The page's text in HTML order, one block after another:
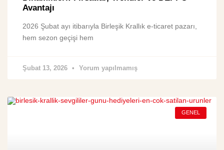
Avantajı
2026 Şubat ayı itibarıyla Birleşik Krallık e-ticaret pazarı,
hem sezon geçişi hem
Şubat 13, 2026 Yorum yapılmamış
GENEL